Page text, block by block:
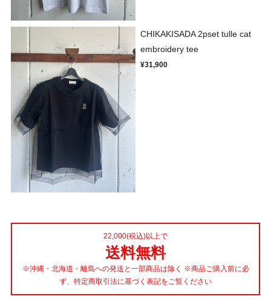
CHIKAKISADA 2pset tulle cat
embroidery tee
¥31,900
22,000(税込)以上で
送料無料
※沖縄・北海道・離島への発送と一部商品は除く ※商品ご購入前に必
ず、特定商取引法に基づく表記をご覧ください